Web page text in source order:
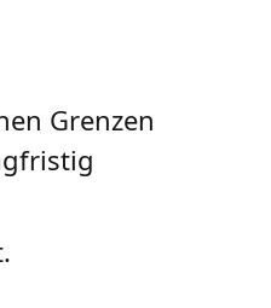
Grenzen